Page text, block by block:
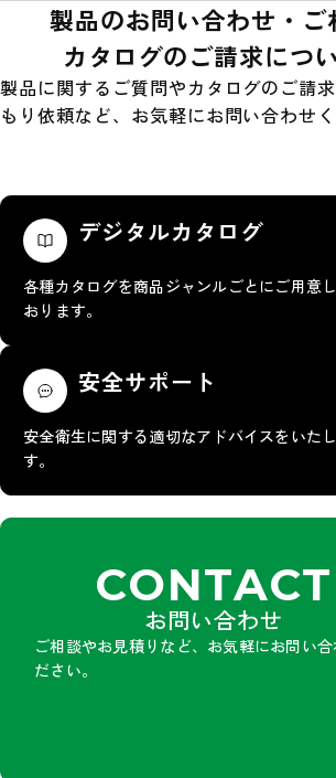
製品のお問い合わせ・ご
カタログのご請求につ
製品に関するご質問やカタログのご請
もり依頼など、お気軽にお問い合わせく
デジタルカタログ
各種カタログを商品ジャンルごとにご用意
おります。
安全サポート
安全衛生に関する適切なアドバイスをいた
す。
CONTACT
お問い合わせ
ご相談やお見積りなど、お気軽にお問い
ださい。